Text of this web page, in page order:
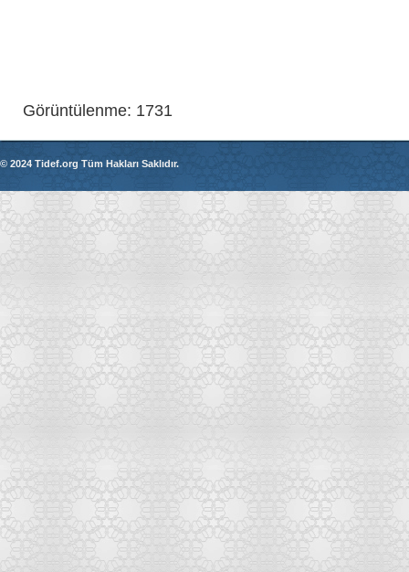
Görüntülenme: 1731
© 2024 Tidef.org Tüm Hakları Saklıdır.